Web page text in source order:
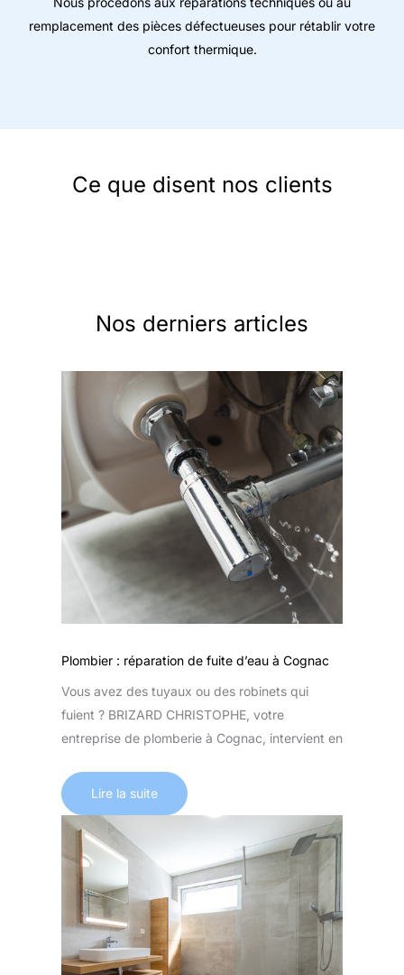
remplacement des pièces défectueuses pour rétablir votre
confort thermique.
Ce que disent nos clients
Nos derniers articles
Plombier : réparation de fuite d’eau à Cognac
Vous avez des tuyaux ou des robinets qui
fuient ? BRIZARD CHRISTOPHE, votre
entreprise de plomberie à Cognac, intervient en
Lire la suite